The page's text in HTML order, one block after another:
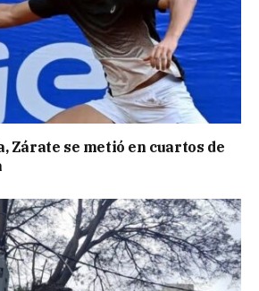
Zárate se metió en cuartos de